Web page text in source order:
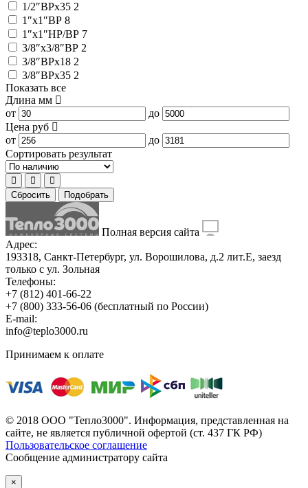
1/2″ВРx35 2
1″x1″ВР 8
1″x1″НР/ВР 7
3/8″x3/8″ВР 2
3/8″ВРx18 2
3/8″ВРx35 2
Показать все
Длина мм
от
до
Цена руб
от
до
Сортировать результат
Сбросить Подобрать
Полная версия сайта
Адрес:
193318, Санкт-Петербург, ул. Ворошилова, д.2 лит.Е, заезд
только с ул. Зольная
Телефоны:
+7 (812) 401-66-22
+7 (800) 333-56-06 (бесплатный по России)
E-mail:
info@teplo3000.ru
Принимаем к оплате
© 2018 ООО "Тепло3000". Информация, представленная на
сайте, не является публичной офертой (ст. 437 ГК РФ)
Пользовательское соглашение
Сообщение администратору сайта
×